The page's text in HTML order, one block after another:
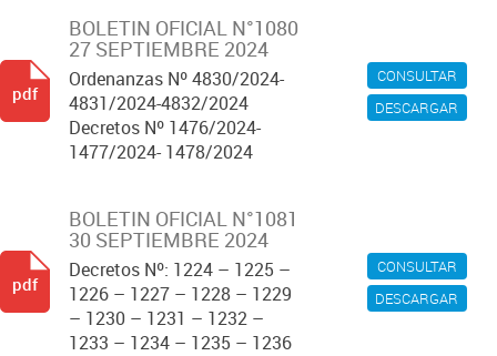
CONSULTAR
DESCARGAR
BOLETIN OFICIAL N°1080
27 SEPTIEMBRE 2024
Ordenanzas Nº 4830/2024-
4831/2024-4832/2024
Decretos Nº 1476/2024-
1477/2024- 1478/2024
pdf
CONSULTAR
DESCARGAR
BOLETIN OFICIAL N°1081
30 SEPTIEMBRE 2024
Decretos Nº: 1224 – 1225 –
1226 – 1227 – 1228 – 1229
– 1230 – 1231 – 1232 –
1233 – 1234 – 1235 – 1236
pdf